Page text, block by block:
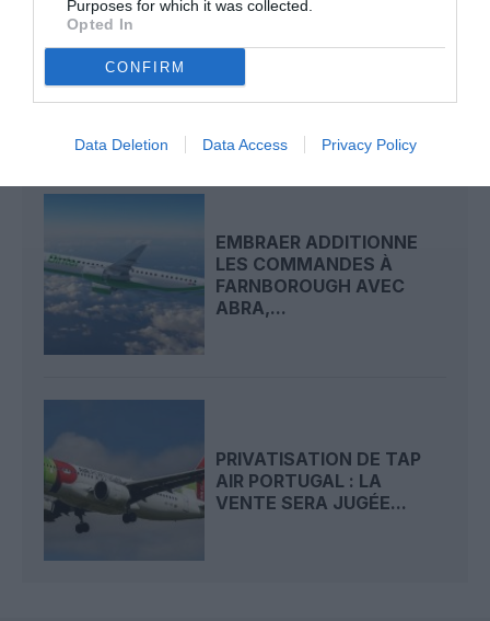
Purposes for which it was collected.
Opted In
CONFIRM
Data Deletion Data Access Privacy Policy
TRANSAVIA OUVRE UNE
NOUVELLE LIAISON
LOISIRS...
EMBRAER ADDITIONNE
LES COMMANDES À
FARNBOROUGH AVEC
ABRA,...
PRIVATISATION DE TAP
AIR PORTUGAL : LA
VENTE SERA JUGÉE...